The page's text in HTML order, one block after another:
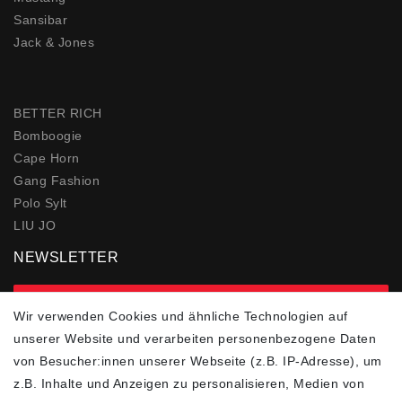
Sansibar
Jack & Jones
BETTER RICH
Bomboogie
Cape Horn
Gang Fashion
Polo Sylt
LIU JO
NEWSLETTER
FOLGEN SIE UNS
Wir verwenden Cookies und ähnliche Technologien auf
unserer Website und verarbeiten personenbezogene Daten
von Besucher:innen unserer Webseite (z.B. IP-Adresse), um
z.B. Inhalte und Anzeigen zu personalisieren, Medien von